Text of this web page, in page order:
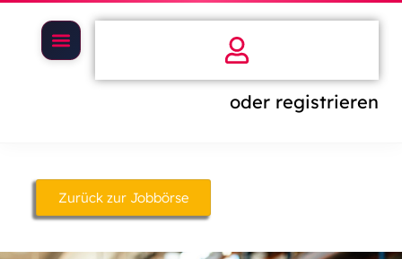
oder registrieren
Zurück zur Jobbörse